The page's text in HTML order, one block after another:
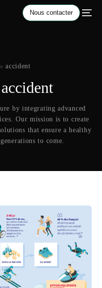
Nous contacter
accident
accident
by integrating advanced
Our mission is to create
that ensure a healthy
to come.